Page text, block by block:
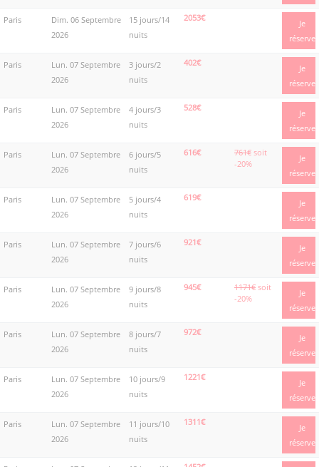
Paris
Dim. 06 Septembre
2026
15 jours/14
nuits
2053€
Je
réserve
Paris
Lun. 07 Septembre
2026
3 jours/2
nuits
402€
Je
réserve
Paris
Lun. 07 Septembre
2026
4 jours/3
nuits
528€
Je
réserve
Paris
Lun. 07 Septembre
2026
6 jours/5
nuits
616€ 761€ soit
-20%
Je
réserve
Paris
Lun. 07 Septembre
2026
5 jours/4
nuits
619€
Je
réserve
Paris
Lun. 07 Septembre
2026
7 jours/6
nuits
921€
Je
réserve
Paris
Lun. 07 Septembre
2026
9 jours/8
nuits
945€ 1171€ soit
-20%
Je
réserve
Paris
Lun. 07 Septembre
2026
8 jours/7
nuits
972€
Je
réserve
Paris
Lun. 07 Septembre
2026
10 jours/9
nuits
1221€
Je
réserve
Paris
Lun. 07 Septembre
2026
11 jours/10
nuits
1311€
Je
réserve